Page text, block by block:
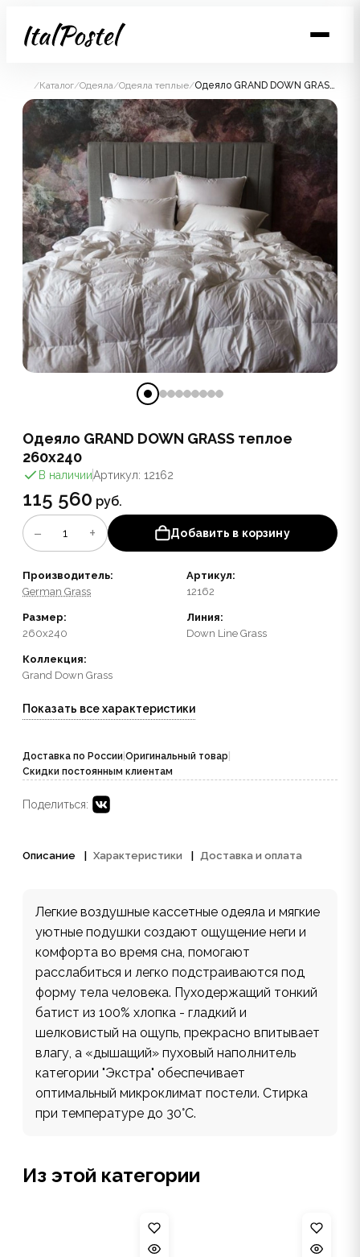
/Каталог/Одеяла/Одеяла теплые/ Одеяло GRAND DOWN GRASS теплое 260х240
Одеяло GRAND DOWN GRASS теплое
260х240
В наличииАртикул: 12162
115 560 руб.
− 1 + Добавить в корзину
Производитель:
German Grass
Артикул:
12162
Размер:
260x240
Линия:
Down Line Grass
Коллекция:
Grand Down Grass
Показать все характеристики
Доставка по России Оригинальный товар
Скидки постоянным клиентам
Поделиться:
Описание Характеристики Доставка и оплата
Легкие воздушные кассетные одеяла и мягкие
уютные подушки создают ощущение неги и
комфорта во время сна, помогают
расслабиться и легко подстраиваются под
форму тела человека. Пуходержащий тонкий
батист из 100% хлопка - гладкий и
шелковистый на ощупь, прекрасно впитывает
влагу, а «дышащий» пуховый наполнитель
категории "Экстра" обеспечивает
оптимальный микроклимат постели. Стирка
при температуре до 30°С.
Из этой категории